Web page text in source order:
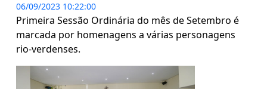
06/09/2023 10:22:00
Primeira Sessão Ordinária do mês de Setembro é
marcada por homenagens a várias personagens
rio-verdenses.